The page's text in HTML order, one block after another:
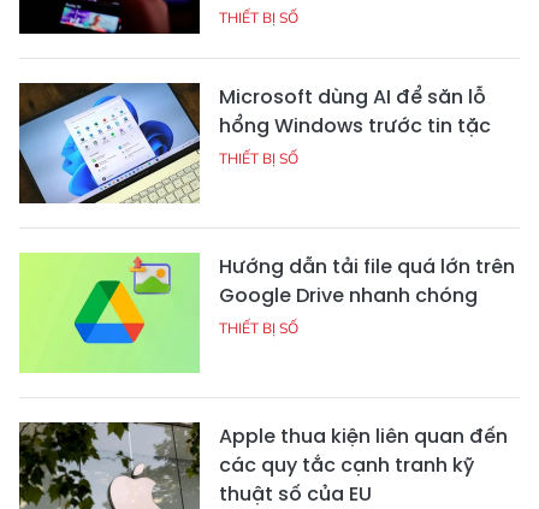
THIẾT BỊ SỐ
Microsoft dùng AI để săn lỗ
hổng Windows trước tin tặc
THIẾT BỊ SỐ
Hướng dẫn tải file quá lớn trên
Google Drive nhanh chóng
THIẾT BỊ SỐ
Apple thua kiện liên quan đến
các quy tắc cạnh tranh kỹ
thuật số của EU